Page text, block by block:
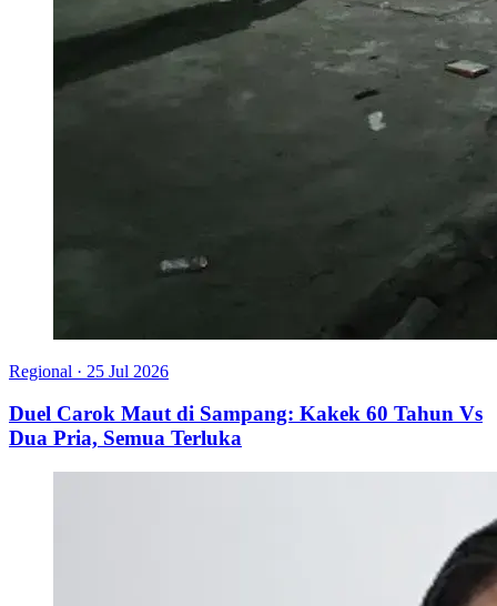
Regional · 25 Jul 2026
Duel Carok Maut di Sampang: Kakek 60 Tahun Vs
Dua Pria, Semua Terluka